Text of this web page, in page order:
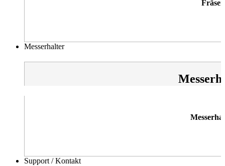
Fräser
Messerhalter
Support / Kontakt